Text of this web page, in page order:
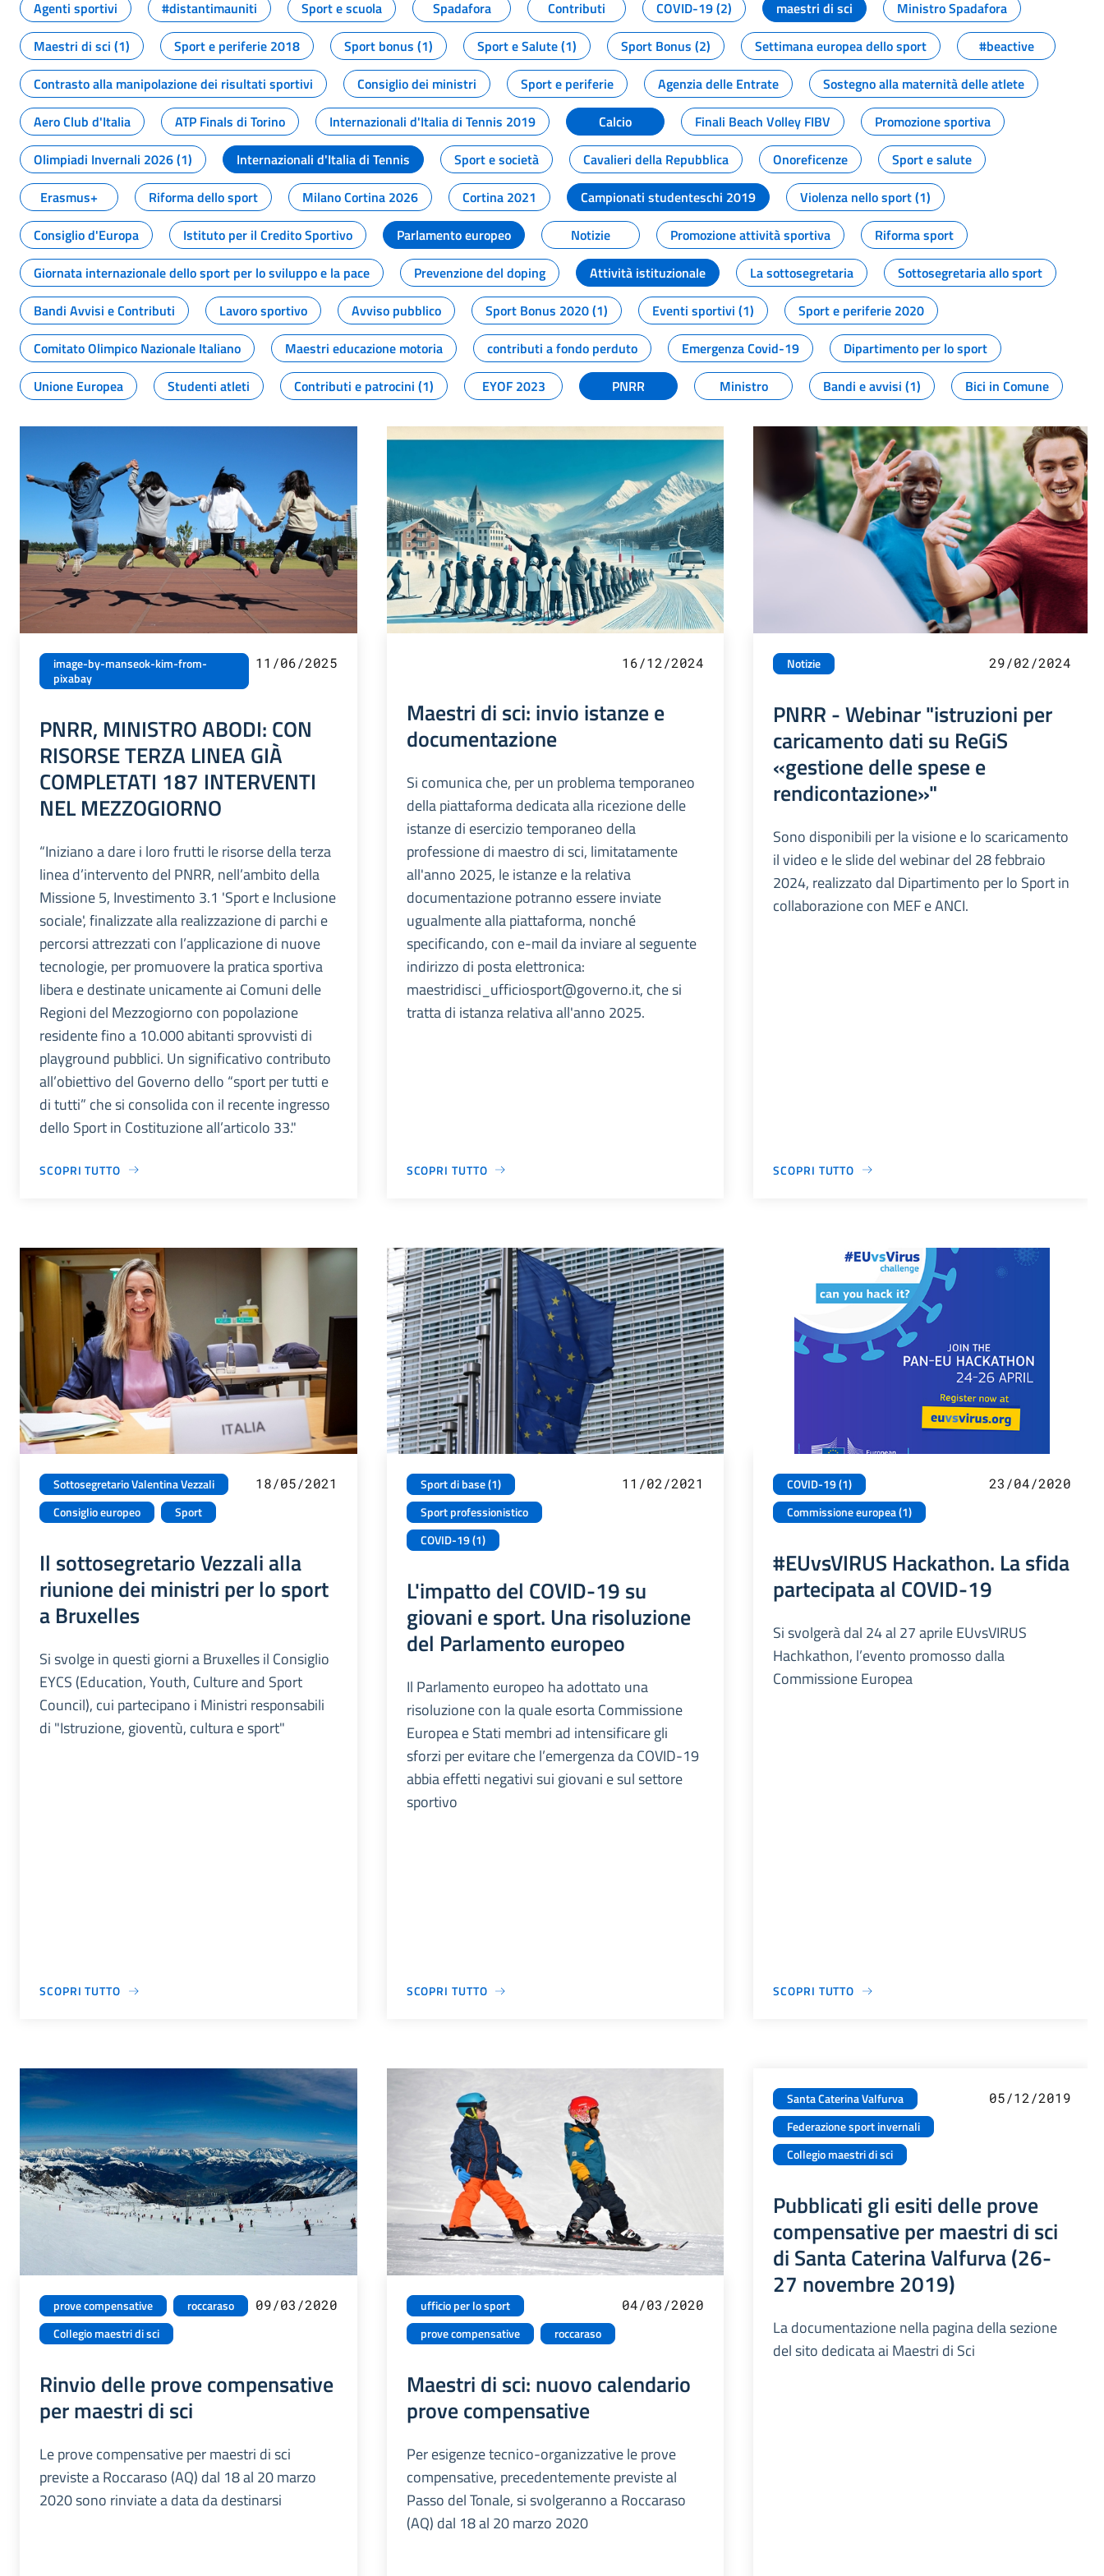
Agenti sportivi
#distantimauniti Sport e scuola Spadafora Contributi COVID-19 (2) maestri di sci
Ministro Spadafora
Maestri di sci (1)
Sport e periferie 2018 Sport bonus (1) Sport e Salute (1) Sport Bonus (2) Settimana europea dello sport
#beactive
Contrasto alla manipolazione dei risultati sportivi
Consiglio dei ministri Sport e periferie Agenzia delle Entrate
Sostegno alla maternità delle atlete
Aero Club d'Italia
ATP Finals di Torino Internazionali d'Italia di Tennis 2019 Calcio Finali Beach Volley FIBV
Promozione sportiva
Olimpiadi Invernali 2026 (1)
Internazionali d'Italia di Tennis Sport e società Cavalieri della Repubblica Onoreficenze
Sport e salute
Erasmus+
Riforma dello sport Milano Cortina 2026 Cortina 2021 Campionati studenteschi 2019
Violenza nello sport (1)
Consiglio d'Europa
Istituto per il Credito Sportivo Parlamento europeo Notizie Promozione attività sportiva
Riforma sport
Giornata internazionale dello sport per lo sviluppo e la pace
Prevenzione del doping Attività istituzionale La sottosegretaria
Sottosegretaria allo sport
Bandi Avvisi e Contributi
Lavoro sportivo Avviso pubblico Sport Bonus 2020 (1) Eventi sportivi (1)
Sport e periferie 2020
Comitato Olimpico Nazionale Italiano
Maestri educazione motoria contributi a fondo perduto Emergenza Covid-19
Dipartimento per lo sport
Unione Europea
Studenti atleti Contributi e patrocini (1) EYOF 2023 PNRR Ministro Bandi e avvisi (1) Bici in Comune
image-by-manseok-kim-from-
pixabay
11/06/2025
PNRR, MINISTRO ABODI: CON
RISORSE TERZA LINEA GIÀ
COMPLETATI 187 INTERVENTI
NEL MEZZOGIORNO
“Iniziano a dare i loro frutti le risorse della terza
linea d’intervento del PNRR, nell’ambito della
Missione 5, Investimento 3.1 'Sport e Inclusione
sociale', finalizzate alla realizzazione di parchi e
percorsi attrezzati con l’applicazione di nuove
tecnologie, per promuovere la pratica sportiva
libera e destinate unicamente ai Comuni delle
Regioni del Mezzogiorno con popolazione
residente fino a 10.000 abitanti sprovvisti di
playground pubblici. Un significativo contributo
all’obiettivo del Governo dello “sport per tutti e
di tutti” che si consolida con il recente ingresso
dello Sport in Costituzione all’articolo 33."
SCOPRI TUTTO
16/12/2024
Maestri di sci: invio istanze e
documentazione
Si comunica che, per un problema temporaneo
della piattaforma dedicata alla ricezione delle
istanze di esercizio temporaneo della
professione di maestro di sci, limitatamente
all'anno 2025, le istanze e la relativa
documentazione potranno essere inviate
ugualmente alla piattaforma, nonché
specificando, con e-mail da inviare al seguente
indirizzo di posta elettronica:
maestridisci_ufficiosport@governo.it, che si
tratta di istanza relativa all'anno 2025.
SCOPRI TUTTO
Notizie 29/02/2024
PNRR - Webinar "istruzioni per
caricamento dati su ReGiS
«gestione delle spese e
rendicontazione»"
Sono disponibili per la visione e lo scaricamento
il video e le slide del webinar del 28 febbraio
2024, realizzato dal Dipartimento per lo Sport in
collaborazione con MEF e ANCI.
SCOPRI TUTTO
Sottosegretario Valentina Vezzali
Consiglio europeo
Sport
18/05/2021
Il sottosegretario Vezzali alla
riunione dei ministri per lo sport
a Bruxelles
Si svolge in questi giorni a Bruxelles il Consiglio
EYCS (Education, Youth, Culture and Sport
Council), cui partecipano i Ministri responsabili
di "Istruzione, gioventù, cultura e sport"
SCOPRI TUTTO
Sport di base (1)
Sport professionistico
COVID-19 (1)
11/02/2021
L'impatto del COVID-19 su
giovani e sport. Una risoluzione
del Parlamento europeo
Il Parlamento europeo ha adottato una
risoluzione con la quale esorta Commissione
Europea e Stati membri ad intensificare gli
sforzi per evitare che l’emergenza da COVID-19
abbia effetti negativi sui giovani e sul settore
sportivo
SCOPRI TUTTO
COVID-19 (1)
Commissione europea (1)
23/04/2020
#EUvsVIRUS Hackathon. La sfida
partecipata al COVID-19
Si svolgerà dal 24 al 27 aprile EUvsVIRUS
Hachkathon, l’evento promosso dalla
Commissione Europea
SCOPRI TUTTO
prove compensative
roccaraso
Collegio maestri di sci
09/03/2020
Rinvio delle prove compensative
per maestri di sci
Le prove compensative per maestri di sci
previste a Roccaraso (AQ) dal 18 al 20 marzo
2020 sono rinviate a data da destinarsi
ufficio per lo sport
prove compensative
roccaraso
04/03/2020
Maestri di sci: nuovo calendario
prove compensative
Per esigenze tecnico-organizzative le prove
compensative, precedentemente previste al
Passo del Tonale, si svolgeranno a Roccaraso
(AQ) dal 18 al 20 marzo 2020
Santa Caterina Valfurva
Federazione sport invernali
Collegio maestri di sci
05/12/2019
Pubblicati gli esiti delle prove
compensative per maestri di sci
di Santa Caterina Valfurva (26-
27 novembre 2019)
La documentazione nella pagina della sezione
del sito dedicata ai Maestri di Sci